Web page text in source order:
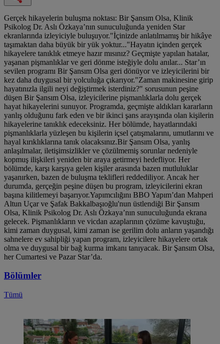
Gerçek hikayelerin buluşma noktası: Bir Şansım Olsa, Klinik
Psikolog Dr. Aslı Özkaya’nın sunuculuğunda yeniden Star
ekranlarında izleyiciyle buluşuyor."İçinizde anlatılmamış bir hikâye
taşımaktan daha büyük bir yük yoktur..."Hayatın içinden gerçek
hikayelere tanıklık etmeye hazır mısınız? Geçmişte yapılan hatalar,
yaşanan pişmanlıklar ve geri dönme isteğiyle dolu anılar... Star’ın
sevilen programı Bir Şansım Olsa geri dönüyor ve izleyicilerini bir
kez daha duygusal bir yolculuğa çıkarıyor."Zaman makinesine girip
hayatınızla ilgili neyi değiştirmek isterdiniz?" sorusunun peşine
düşen Bir Şansım Olsa, izleyicilerine pişmanlıklarla dolu gerçek
hayat hikayelerini sunuyor. Programda, geçmişte aldıkları kararların
yanlış olduğunu fark eden ve bir ikinci şans arayışında olan kişilerin
hikayelerine tanıklık edeceksiniz. Her bölümde, hayatlarındaki
pişmanlıklarla yüzleşen bu kişilerin içsel çatışmalarını, umutlarını ve
hayal kırıklıklarına tanık olacaksınız.Bir Şansım Olsa, yanlış
anlaşılmalar, iletişimsizlikler ve çözülmemiş sorunlar nedeniyle
kopmuş ilişkileri yeniden bir araya getirmeyi hedefliyor. Her
bölümde, karşı karşıya gelen kişiler arasında bazen mutluluklar
yaşanırken, bazen de buluşma teklifleri reddediliyor. Ancak her
durumda, gerçeğin peşine düşen bu program, izleyicilerini ekran
başına kilitlemeyi başarıyor.Yapımcılığını BBO Yapım’dan Mahperi
Altun Uçar ve Şafak Bakkalbaşıoğlu'nun üstlendiği Bir Şansım
Olsa, Klinik Psikolog Dr. Aslı Özkaya’nın sunuculuğunda ekrana
gelecek. Pişmanlıkların ve vicdan azaplarının çözüme kavuştuğu,
kimi zaman duygusal, kimi zaman ise gerilim dolu anların yaşandığı
sahnelere ev sahipliği yapan program, izleyicilere hikayelere ortak
olma ve duygusal bir bağ kurma imkanı tanıyacak. Bir Şansım Olsa,
her Cumartesi ve Pazar Star’da.
Bölümler
Tümü